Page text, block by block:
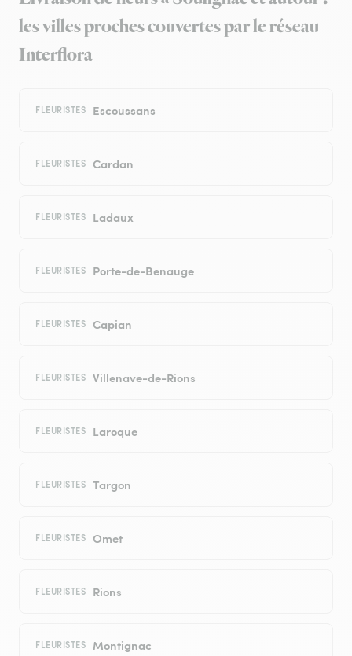
les villes proches couvertes par le réseau
Interflora
FLEURISTES Escoussans
FLEURISTES Cardan
FLEURISTES Ladaux
FLEURISTES Porte-de-Benauge
FLEURISTES Capian
FLEURISTES Villenave-de-Rions
FLEURISTES Laroque
FLEURISTES Targon
FLEURISTES Omet
FLEURISTES Rions
FLEURISTES Montignac